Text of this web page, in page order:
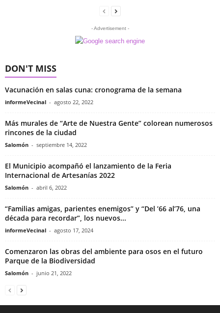
- Advertisement -
DON'T MISS
Vacunación en salas cuna: cronograma de la semana
informeVecinal - agosto 22, 2022
Más murales de “Arte de Nuestra Gente” colorean numerosos
rincones de la ciudad
Salomón - septiembre 14, 2022
El Municipio acompañó el lanzamiento de la Feria
Internacional de Artesanías 2022
Salomón - abril 6, 2022
“Familias amigas, parientes enemigos” y “Del ’66 al’76, una
década para recordar”, los nuevos...
informeVecinal - agosto 17, 2024
Comenzaron las obras del ambiente para osos en el futuro
Parque de la Biodiversidad
Salomón - junio 21, 2022